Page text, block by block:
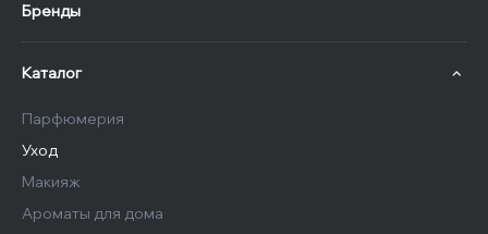
Бренды
Каталог
Парфюмерия
Уход
Макияж
Ароматы для дома